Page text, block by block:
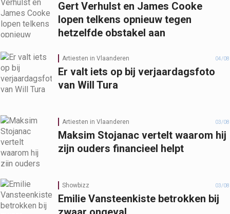
Gert Verhulst en James Cooke
lopen telkens opnieuw tegen
hetzelfde obstakel aan
Artiesten in Vlaanderen 04/08
Er valt iets op bij verjaardagsfoto
van Will Tura
Artiesten in Vlaanderen 03/08
Maksim Stojanac vertelt waarom hij
zijn ouders financieel helpt
Showbizz 03/08
Emilie Vansteenkiste betrokken bij